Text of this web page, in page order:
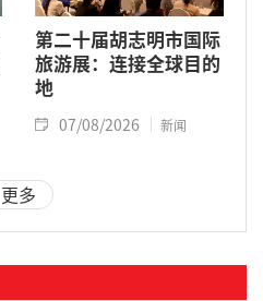
第二十届胡志明市国际
旅游展：连接全球目的
地
07/08/2026 新闻
更多